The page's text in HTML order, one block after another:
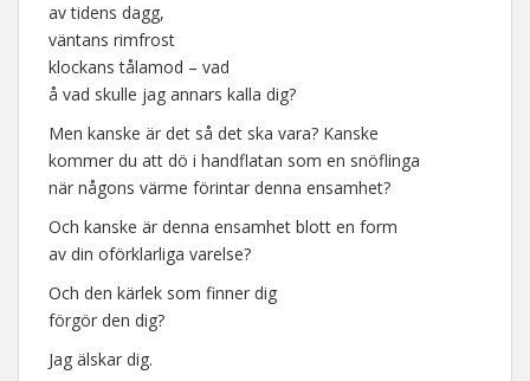
av tidens dagg,
väntans rimfrost
klockans tålamod – vad
å vad skulle jag annars kalla dig?
Men kanske är det så det ska vara? Kanske
kommer du att dö i handflatan som en snöflinga
när någons värme förintar denna ensamhet?
Och kanske är denna ensamhet blott en form
av din oförklarliga varelse?
Och den kärlek som finner dig
förgör den dig?
Jag älskar dig.